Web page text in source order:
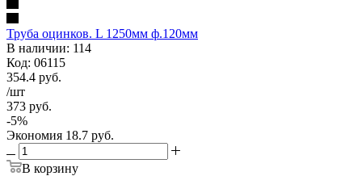
Труба оцинков. L 1250мм ф.120мм
В наличии: 114
Код: 06115
354.4 руб.
/шт
373 руб.
-5%
Экономия 18.7 руб.
В корзину